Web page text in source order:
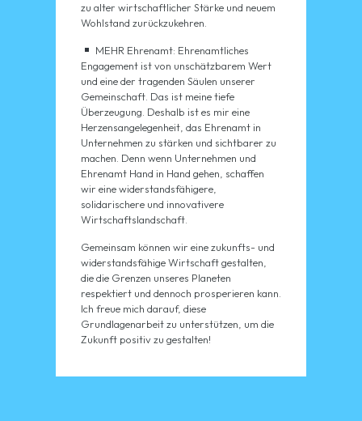
zu alter wirtschaftlicher Stärke und neuem
Wohlstand zurückzukehren.
MEHR Ehrenamt: Ehrenamtliches
Engagement ist von unschätzbarem Wert
und eine der tragenden Säulen unserer
Gemeinschaft. Das ist meine tiefe
Überzeugung. Deshalb ist es mir eine
Herzensangelegenheit, das Ehrenamt in
Unternehmen zu stärken und sichtbarer zu
machen. Denn wenn Unternehmen und
Ehrenamt Hand in Hand gehen, schaffen
wir eine widerstandsfähigere,
solidarischere und innovativere
Wirtschaftslandschaft.
Gemeinsam können wir eine zukunfts- und
widerstandsfähige Wirtschaft gestalten,
die die Grenzen unseres Planeten
respektiert und dennoch prosperieren kann.
Ich freue mich darauf, diese
Grundlagenarbeit zu unterstützen, um die
Zukunft positiv zu gestalten!